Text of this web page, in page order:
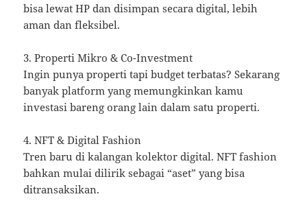
bisa lewat HP dan disimpan secara digital, lebih
aman dan fleksibel.
3. Properti Mikro & Co-Investment
Ingin punya properti tapi budget terbatas? Sekarang
banyak platform yang memungkinkan kamu
investasi bareng orang lain dalam satu properti.
4. NFT & Digital Fashion
Tren baru di kalangan kolektor digital. NFT fashion
bahkan mulai dilirik sebagai “aset” yang bisa
ditransaksikan.